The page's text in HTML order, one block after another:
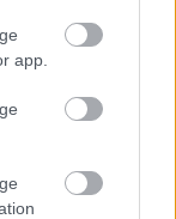
app.
kelljen fizetni.
elhívott minket
most nem